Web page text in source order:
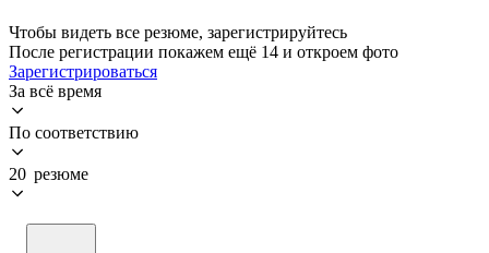
Чтобы видеть все резюме, зарегистрируйтесь
После регистрации покажем ещё 14 и откроем фото
Зарегистрироваться
За всё время
По соответствию
20 резюме